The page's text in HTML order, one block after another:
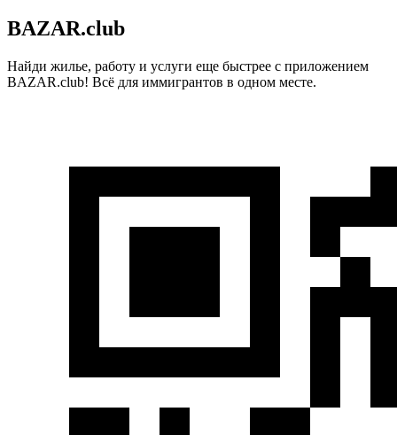
BAZAR.club
Найди жилье, работу и услуги еще быстрее с приложением
BAZAR.club! Всё для иммигрантов в одном месте.